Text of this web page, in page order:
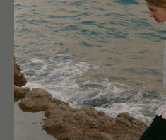
Стринги из итальянского
кружева